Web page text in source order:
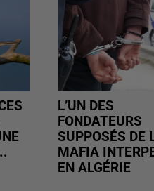
L’UN DES
FONDATEURS
SUPPOSÉS DE
MAFIA
EN ALGÉRIE